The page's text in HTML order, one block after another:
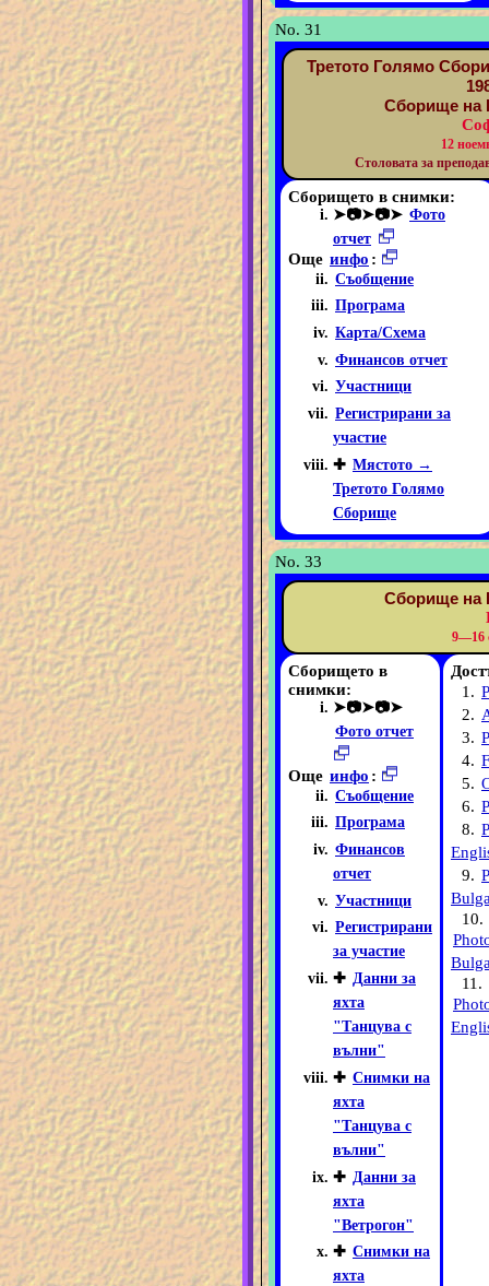
No. 31
Третото Голямо
Сборище на
12
Столовата за
Сборището в снимки:
➤📷➤📷➤ Фото
отчет
Още инфо :
Съобщение
Програма
Карта/Схема
Финансов отчет
Участници
Регистрирани за
участие
✚ Мястото →
Третото Голямо
Сборище
No. 33
Сборище на
9—16
Сборището в
снимки:
➤📷➤📷➤
Фото отчет
Още инфо :
Съобщение
Програма
Финансов
отчет
Участници
Регистрирани
за участие
✚ Данни за
яхта
"Танцува с
вълни"
✚ Снимки на
яхта
"Танцува с
вълни"
✚ Данни за
яхта
"Ветрогон"
✚ Снимки на
яхта
1.
2.
3.
4.
5.
6.
8.
9.
10.
11.